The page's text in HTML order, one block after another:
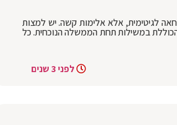
לגיטימית, אלא אלימות קשה. יש למצות
במשילות תחת הממשלה הנוכחית. כל
לפני 3 שנים